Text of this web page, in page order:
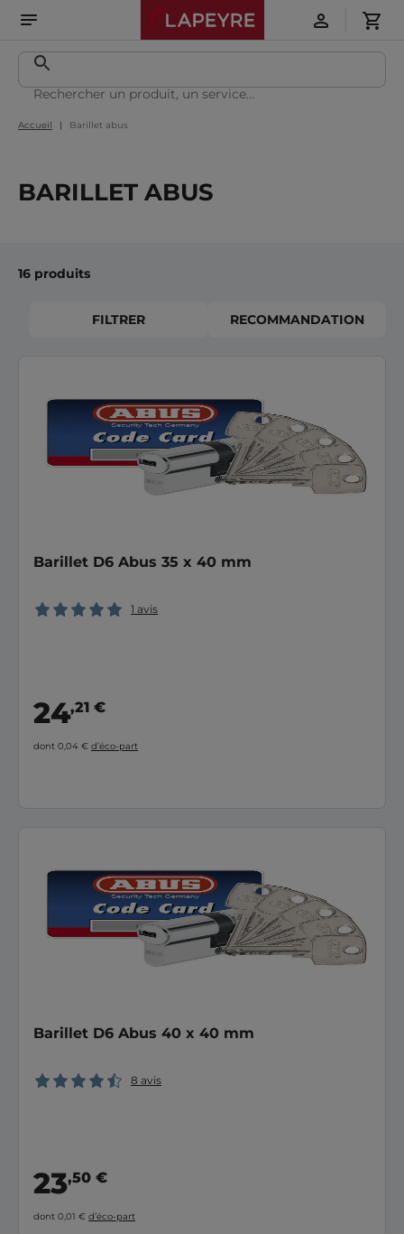
Accueil Barillet abus
BARILLET ABUS
16 produits
FILTRER RECOMMANDATION
Barillet D6 Abus 35 x 40 mm
1 avis
24,21 €
dont 0,04 € d’éco-part
Barillet D6 Abus 40 x 40 mm
8 avis
23,50 €
dont 0,01 € d’éco-part